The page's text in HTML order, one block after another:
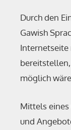
Durch den
Gawish
Internetseite
möglich
Mittels
und